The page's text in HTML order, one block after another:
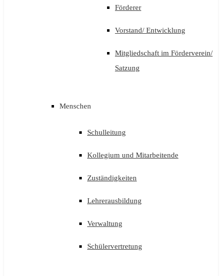
Förderer
Vorstand/ Entwicklung
Mitgliedschaft im Förderverein/
Satzung
Menschen
Schulleitung
Kollegium und Mitarbeitende
Zuständigkeiten
Lehrerausbildung
Verwaltung
Schülervertretung